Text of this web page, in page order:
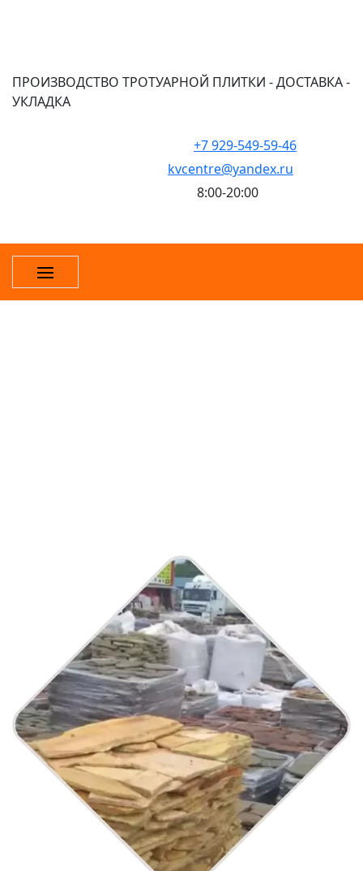
ПРОИЗВОДСТВО ТРОТУАРНОЙ ПЛИТКИ - ДОСТАВКА -
УКЛАДКА
+7 929-549-59-46
kvcentre@yandex.ru
8:00-20:00